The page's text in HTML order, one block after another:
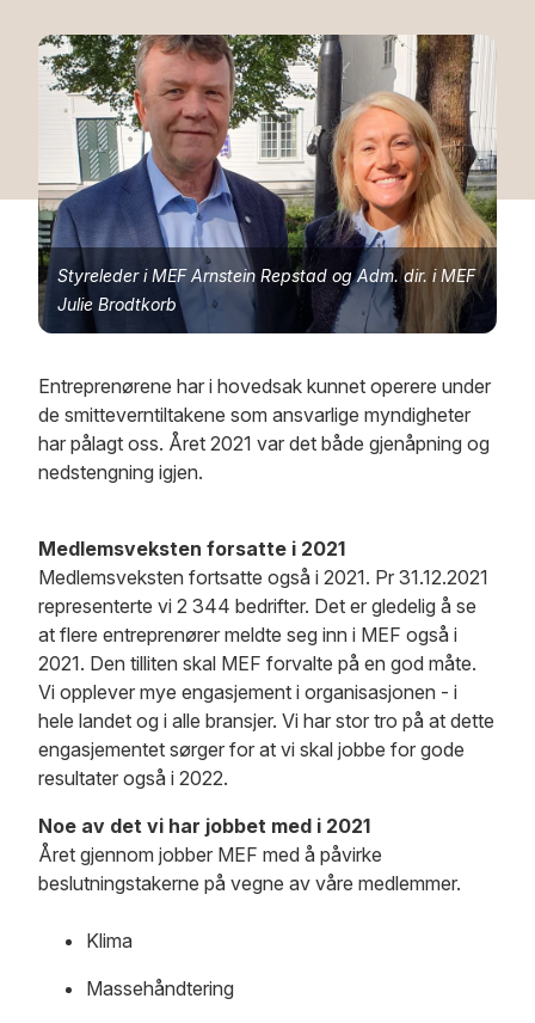
Styreleder i MEF Arnstein Repstad og Adm. dir. i MEF
Julie Brodtkorb
Entreprenørene har i hovedsak kunnet operere under
de smitteverntiltakene som ansvarlige myndigheter
har pålagt oss. Året 2021 var det både gjenåpning og
nedstengning igjen.
Medlemsveksten forsatte i 2021
Medlemsveksten fortsatte også i 2021. Pr 31.12.2021
representerte vi 2 344 bedrifter. Det er gledelig å se
at flere entreprenører meldte seg inn i MEF også i
2021. Den tilliten skal MEF forvalte på en god måte.
Vi opplever mye engasjement i organisasjonen - i
hele landet og i alle bransjer. Vi har stor tro på at dette
engasjementet sørger for at vi skal jobbe for gode
resultater også i 2022.
Noe av det vi har jobbet med i 2021
Året gjennom jobber MEF med å påvirke
beslutningstakerne på vegne av våre medlemmer.
Klima
Massehåndtering